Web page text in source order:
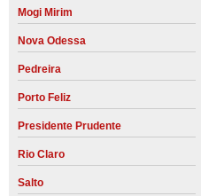
Mogi Mirim
Nova Odessa
Pedreira
Porto Feliz
Presidente Prudente
Rio Claro
Salto